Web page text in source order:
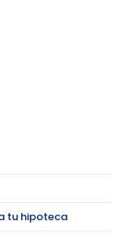
tu hipoteca